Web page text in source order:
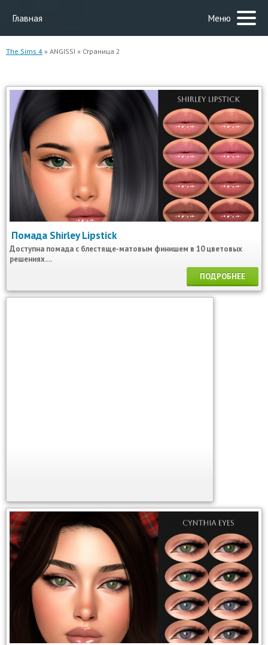
Главная Меню
The Sims 4 » ANGISSI » Страница 2
Помада Shirley Lipstick
Доступна помада с блестяще-матовым финишем в 10 цветовых
решениях....
ПОДРОБНЕЕ